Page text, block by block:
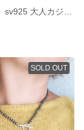
SOLD OUT